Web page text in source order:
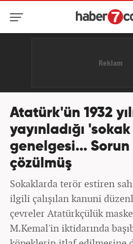
Atatürk'ün 1932
yayınladığı
genelgesi...
çözülmüş
Sokaklarda terör estiren
ilgili çalışılan kanuni
çevreler Atatürkçülük
M.Kemal'in iktidarında